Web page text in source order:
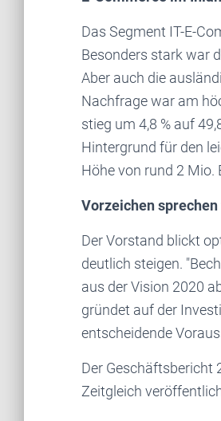
Das Segment IT-E-
Besonders stark war
Aber auch die
Nachfrage war am
stieg um 4,8 % auf
Hintergrund für den
Höhe von rund 2 Mio.
Vorzeichen
Der Vorstand blickt
deutlich steigen.
aus der Vision 2020
gründet auf der
entscheidende
Der Geschäftsbericht
Zeitgleich